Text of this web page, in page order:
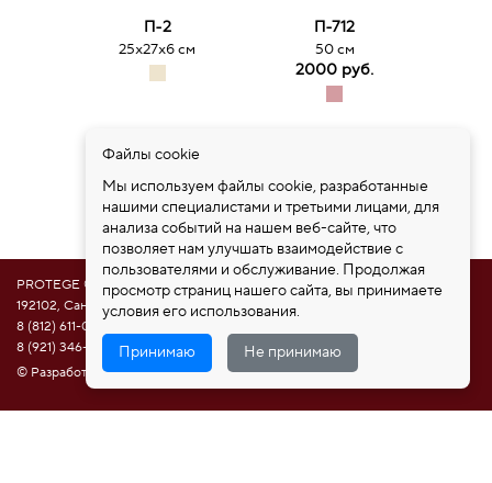
П-2
25х27х6 см
П-712
50 см
2000 руб.
PROTEGE ®
192102, Санкт-Петербург, ул. Самойловой 5, ПСК "Нобелевская дорога"
8 (812) 611-08-81
8 (921) 346-85-39
© Разработка сайта НАМ ИНТЕРЕСНО
Файлы cookie
Мы используем файлы cookie, разработанные
нашими специалистами и третьими лицами, для
анализа событий на нашем веб-сайте, что
позволяет нам улучшать взаимодействие с
пользователями и обслуживание. Продолжая
просмотр страниц нашего сайта, вы принимаете
условия его использования.
Принимаю Не принимаю